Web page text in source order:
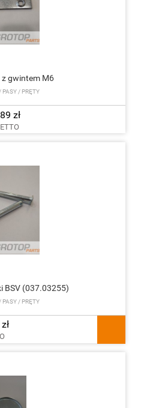
z gwintem M6
/ PRĘTY
zł
BSV (037.03255)
/ PRĘTY